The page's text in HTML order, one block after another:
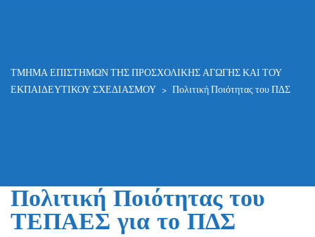
ΤΜΗΜΑ ΕΠΙΣΤΗΜΩΝ ΤΗΣ ΠΡΟΣΧΟΛΙΚΗΣ ΑΓΩΓΗΣ ΚΑΙ ΤΟΥ
ΕΚΠΑΙΔΕΥΤΙΚΟΥ ΣΧΕΔΙΑΣΜΟΥ > Πολιτική Ποιότητας του ΠΔΣ
Πολιτική Ποιότητας του
ΤΕΠΑΕΣ για το ΠΔΣ